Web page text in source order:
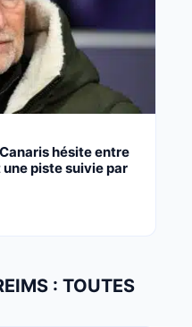
hésite entre
piste suivie par
: TOUTES